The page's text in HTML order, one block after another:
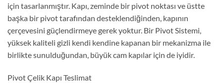
için tasarlanmıştır. Kapı, zeminde bir pivot noktası ve üstte
başka bir pivot tarafından desteklendiğinden, kapının
çerçevesini güçlendirmeye gerek yoktur. Bir Pivot Sistemi,
yüksek kaliteli gizli kendi kendine kapanan bir mekanizma ile
birlikte sunulduğundan, büyük cam kapılar için de iyidir.
Pivot Çelik Kapı Teslimat